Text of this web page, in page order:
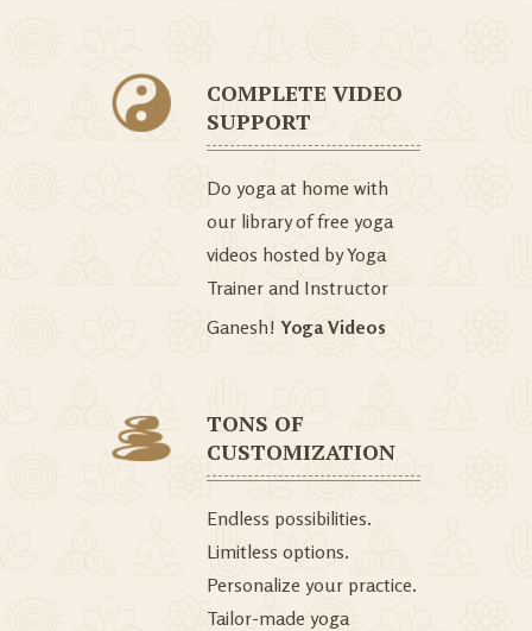
COMPLETE VIDEO
SUPPORT
Do yoga at home with
our library of free yoga
videos hosted by Yoga
Trainer and Instructor
Ganesh! Yoga Videos
TONS OF
CUSTOMIZATION
Endless possibilities.
Limitless options.
Personalize your practice.
Tailor-made yoga